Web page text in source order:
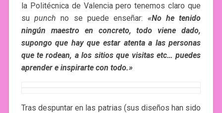
la Politécnica de Valencia pero tenemos claro que
su punch no se puede enseñar: «No he tenido
ningún maestro en concreto, todo viene dado,
supongo que hay que estar atenta a las personas
que te rodean, a los sitios que visitas etc… puedes
aprender e inspirarte con todo.»
Tras despuntar en las patrias (sus diseños han sido